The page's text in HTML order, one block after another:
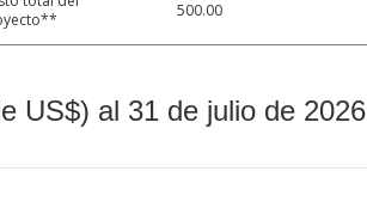
500.00
US$) al 31 de julio de 2026